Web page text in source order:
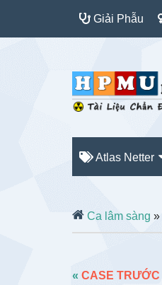
Giải Phẫu
Atlas Netter
Ca lâm sàng »
« CASE TRƯỚC